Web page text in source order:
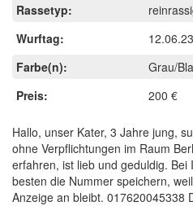
Rassetyp:
Wurftag:
12.06.23
Farbe(n):
Grau/
Preis:
200 €
Hallo, unser Kater, 3 Jahre jung,
ohne Verpflichtungen im Raum
erfahren, ist lieb und geduldig.
besten die Nummer speichern,
Anzeige an bleibt. 017620045338